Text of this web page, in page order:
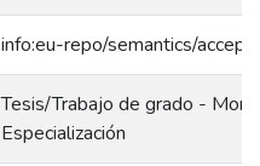
info:eu-repo/semantics/
Tesis/Trabajo de grado -
Especialización